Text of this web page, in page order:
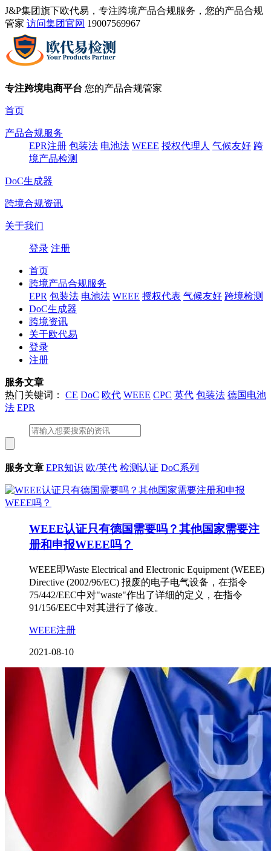
J&P集团旗下欧代易，专注跨境产品合规服务，您的产品合规
管家 访问集团官网 19007569967
专注跨境电商平台 您的产品合规管家
首页
产品合规服务
EPR注册 包装法 电池法 WEEE 授权代理人 气候友好 跨
境产品检测
DoC生成器
跨境合规资讯
关于我们
登录 注册
首页
跨境产品合规服务
EPR 包装法 电池法 WEEE 授权代表 气候友好 跨境检测
DoC生成器
跨境资讯
关于欧代易
登录
注册
服务文章
热门关键词： CE DoC 欧代 WEEE CPC 英代 包装法 德国电池
法 EPR
服务文章 EPR知识 欧/英代 检测认证 DoC系列
WEEE认证只有德国需要吗？其他国家需要注
册和申报WEEE吗？
WEEE即Waste Electrical and Electronic Equipment (WEEE)
Directive (2002/96/EC) 报废的电子电气设备，在指令
75/442/EEC中对"waste"作出了详细的定义，在指令
91/156/EEC中对其进行了修改。
WEEE注册
2021-08-10